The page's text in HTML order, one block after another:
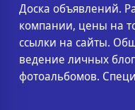
Доска объявлений.
компании, цены на
ссылки на сайты.
ведение личных
фотоальбомов.